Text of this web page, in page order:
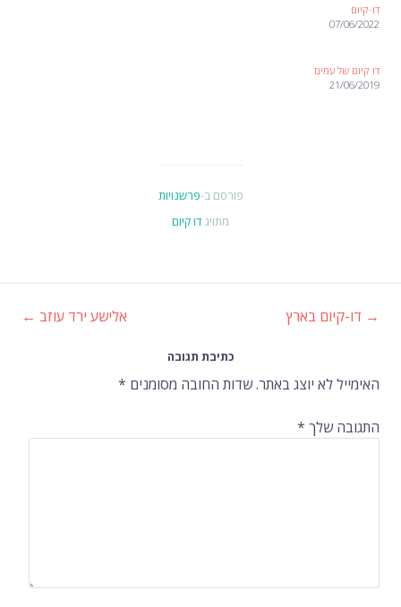
דו-קיום
07/06/2022
דו קיום של עמים
21/06/2019
פורסם ב-פרשנויות
מתויגדו קיום
ניווט
ברשומות
→ דו-קיום בארץ אלישע ירד עוזב ←
כתיבת תגובה
האימייל לא יוצג באתר.שדות החובה מסומנים *
התגובה שלך *